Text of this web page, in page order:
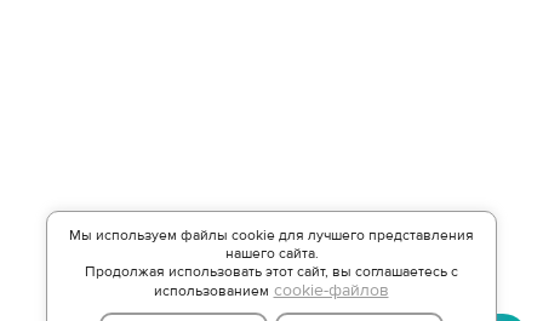
Мы используем файлы cookie для лучшего представления
нашего сайта.
Продолжая использовать этот сайт, вы соглашаетесь с
использованием cookie-файлов